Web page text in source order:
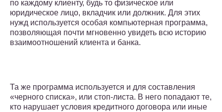
по каждому клиенту, будь то физическое или
юридическое лицо, вкладчик или должник. Для этих
нужд используется особая компьютерная программа,
позволяющая почти мгновенно увидеть всю историю
взаимоотношений клиента и банка.
Та же программа используется и для составления
«черного списка», или стоп-листа. В него попадают те,
кто нарушает условия кредитного договора или иные